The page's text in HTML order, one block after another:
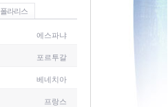
폴라리스
에스파냐
포르투갈
베네치아
프랑스